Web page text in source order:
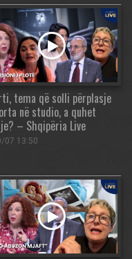
tema që solli përplasje
në studio, a quhet
– Shqipëria Live
07 13:50